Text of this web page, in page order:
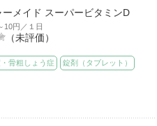
ーメイド スーパービタミンD
10円／１日
（未評価）
骨粗しょう症 錠剤（タブレット）